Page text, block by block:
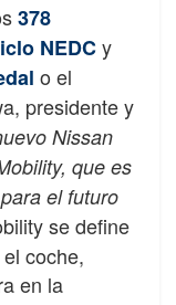
378
NEDCy
o el
presidente y
Nissan
que es
el futuro
se define
coche,
en la